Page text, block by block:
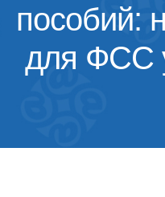
пособий:
для ФСС